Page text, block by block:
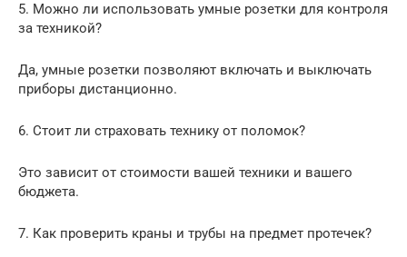
5. Можно ли использовать умные розетки для контроля
за техникой?
Да, умные розетки позволяют включать и выключать
приборы дистанционно.
6. Стоит ли страховать технику от поломок?
Это зависит от стоимости вашей техники и вашего
бюджета.
7. Как проверить краны и трубы на предмет протечек?